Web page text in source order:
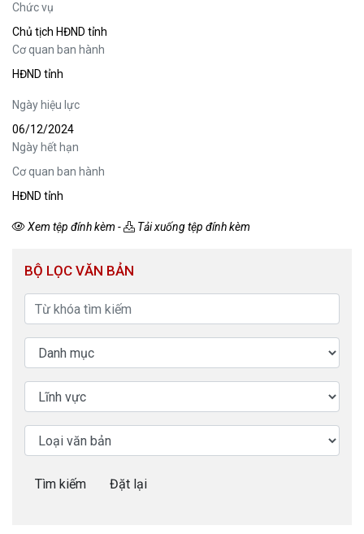
Chức vụ
Chủ tịch HĐND tỉnh
Cơ quan ban hành
HĐND tỉnh
Ngày hiệu lực
06/12/2024
Ngày hết hạn
Cơ quan ban hành
HĐND tỉnh
Xem tệp đính kèm - Tải xuống tệp đính kèm
BỘ LỌC VĂN BẢN
Tìm kiếm Đặt lại